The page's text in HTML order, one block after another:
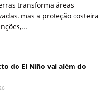
transforma áreas
mas a proteção costeira
do El Niño vai além do